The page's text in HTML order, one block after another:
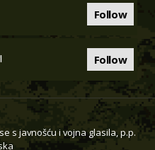
Follow
Follow
s javnošću i vojna glasila, p.p.